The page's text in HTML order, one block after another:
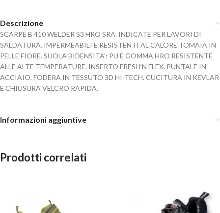
Descrizione
SCARPE B 410 WELDER S3 HRO SRA. INDICATE PER LAVORI DI
SALDATURA. IMPERMEABILI E RESISTENTI AL CALORE TOMAIA IN
PELLE FIORE. SUOLA BIDENSITA’: PU E GOMMA HRO RESISTENTE
ALLE ALTE TEMPERATURE. INSERTO FRESH’N FLEX. PUNTALE IN
ACCIAIO. FODERA IN TESSUTO 3D HI-TECH. CUCITURA IN KEVLAR
E CHIUSURA VELCRO RAPIDA.
Informazioni aggiuntive
Prodotti correlati